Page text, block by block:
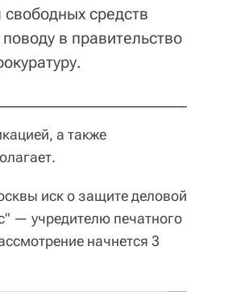
средств
в правительство
а также
иск о защите деловой
— учредителю печатного
начнется 3